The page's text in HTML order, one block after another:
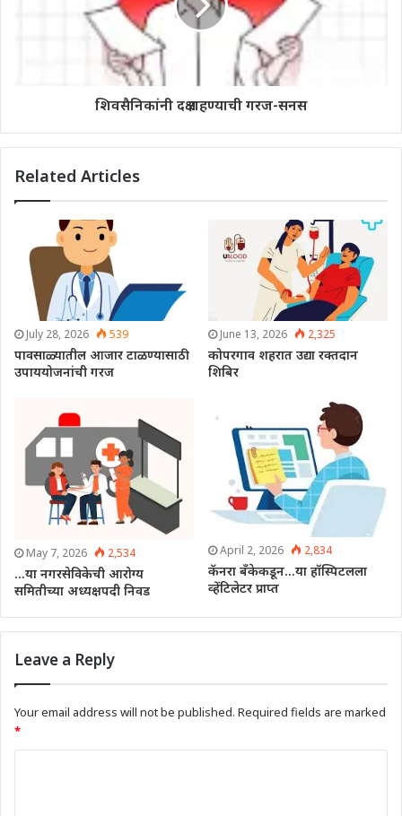
शिवसैनिकांनी दक्ष राहण्याची गरज-सनस
Related Articles
July 28, 2026 539
पावसाळ्यातील आजार टाळण्यासाठी
उपाययोजनांची गरज
June 13, 2026 2,325
कोपरगाव शहरात उद्या रक्तदान
शिबिर
May 7, 2026 2,534
…या नगरसेविकेची आरोग्य
समितीच्या अध्यक्षपदी निवड
April 2, 2026 2,834
कॅनरा बँकेकडून…या हॉस्पिटलला
व्हेंटिलेटर प्राप्त
Leave a Reply
Your email address will not be published. Required fields are marked
*